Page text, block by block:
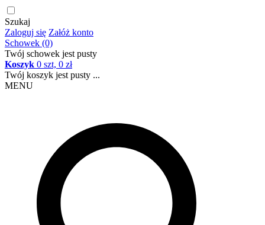
Szukaj
Zaloguj się Załóż konto
Schowek (0)
Twój schowek jest pusty
Koszyk 0 szt, 0 zł
Twój koszyk jest pusty ...
MENU